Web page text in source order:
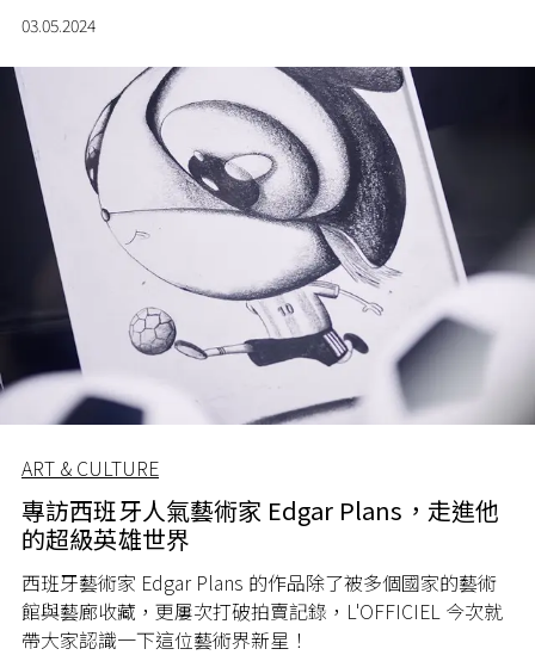
03.05.2024
ART & CULTURE
專訪西班牙人氣藝術家 Edgar Plans，走進他
的超級英雄世界
西班牙藝術家 Edgar Plans 的作品除了被多個國家的藝術
館與藝廊收藏，更屢次打破拍賣記錄，L'OFFICIEL 今次就
帶大家認識一下這位藝術界新星！